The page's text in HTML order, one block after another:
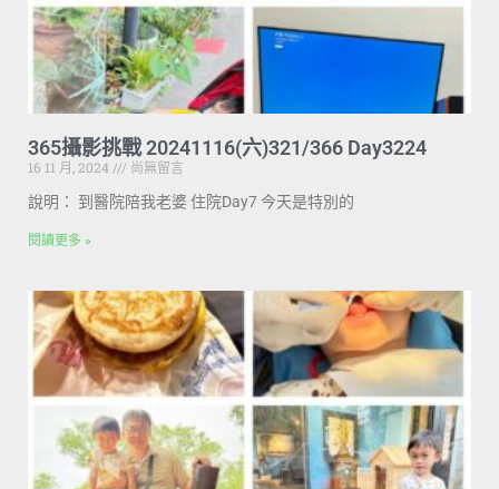
365攝影挑戰 20241116(六)321/366 Day3224
16 11 月, 2024
尚無留言
說明： 到醫院陪我老婆 住院Day7 今天是特別的
閱讀更多 »